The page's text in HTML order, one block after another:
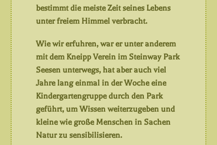
bestimmt die meiste Zeit seines Lebens
unter freiem Himmel verbracht.
Wie wir erfuhren, war er unter anderem
mit dem Kneipp Verein im Steinway Park
Seesen unterwegs, hat aber auch viel
Jahre lang einmal in der Woche eine
Kindergartengruppe durch den Park
geführt, um Wissen weiterzugeben und
kleine wie große Menschen in Sachen
Natur zu sensibilisieren.